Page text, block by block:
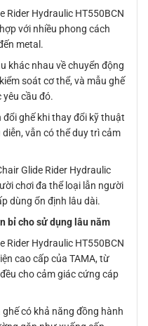
Rider Hydraulic HT550BCN
với nhiều phong cách
metal.
khác nhau về chuyển động
soát cơ thể, và mẫu ghế
cầu đó.
ghế khi thay đổi kỹ thuật
vẫn có thể duy trì cảm
Glide Rider Hydraulic
chơi đa thể loại lẫn người
dùng ổn định lâu dài.
bỉ cho sử dụng lâu năm
Rider Hydraulic HT550BCN
cao cấp của TAMA, từ
cho cảm giác cứng cáp
có khả năng đồng hành